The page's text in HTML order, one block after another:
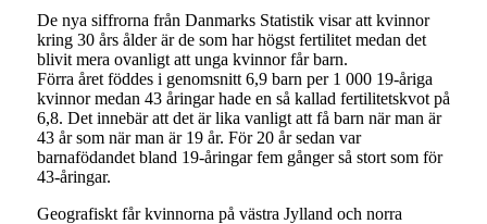
De nya siffrorna från Danmarks Statistik visar att kvinnor
kring 30 års ålder är de som har högst fertilitet medan det
blivit mera ovanligt att unga kvinnor får barn.
Förra året föddes i genomsnitt 6,9 barn per 1 000 19-åriga
kvinnor medan 43 åringar hade en så kallad fertilitetskvot på
6,8. Det innebär att det är lika vanligt att få barn när man är
43 år som när man är 19 år. För 20 år sedan var
barnafödandet bland 19-åringar fem gånger så stort som för
43-åringar.
Geografiskt får kvinnorna på västra Jylland och norra